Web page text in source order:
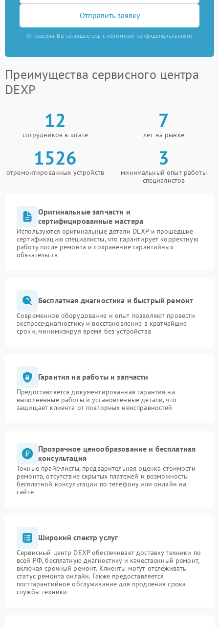
Отправить заявку
Отправляя, Вы соглашаетесь с политикой конфиденциальности
Преимущества сервисного центра
DEXP
12
сотрудников в штате
7
лет на рынке
1526
отремонтированных устройств
3
минимальный опыт работы
специалистов
Оригинальные запчасти и
сертифицированные мастера
Используются оригинальные детали DEXP и прошедшие
сертификацию специалисты, что гарантирует корректную
работу после ремонта и сохранение гарантийных
обязательств
Бесплатная диагностика и быстрый ремонт
Современное оборудование и опыт позволяют провести
экспресс-диагностику и восстановление в кратчайшие
сроки, минимизируя время без устройства
Гарантия на работы и запчасти
Предоставляется документированная гарантия на
выполненные работы и установленные детали, что
защищает клиента от повторных неисправностей
Прозрачное ценообразование и бесплатная
консультация
Точные прайс-листы, предварительная оценка стоимости
ремонта, отсутствие скрытых платежей и возможность
бесплатной консультации по телефону или онлайн на
сайте
Широкий спектр услуг
Сервисный центр DEXP обеспечивает доставку техники по
всей РФ, бесплатную диагностику и качественный ремонт,
включая срочный ремонт. Клиенты могут отслеживать
статус ремонта онлайн. Также предоставляется
постгарантийное обслуживание для продления срока
службы техники